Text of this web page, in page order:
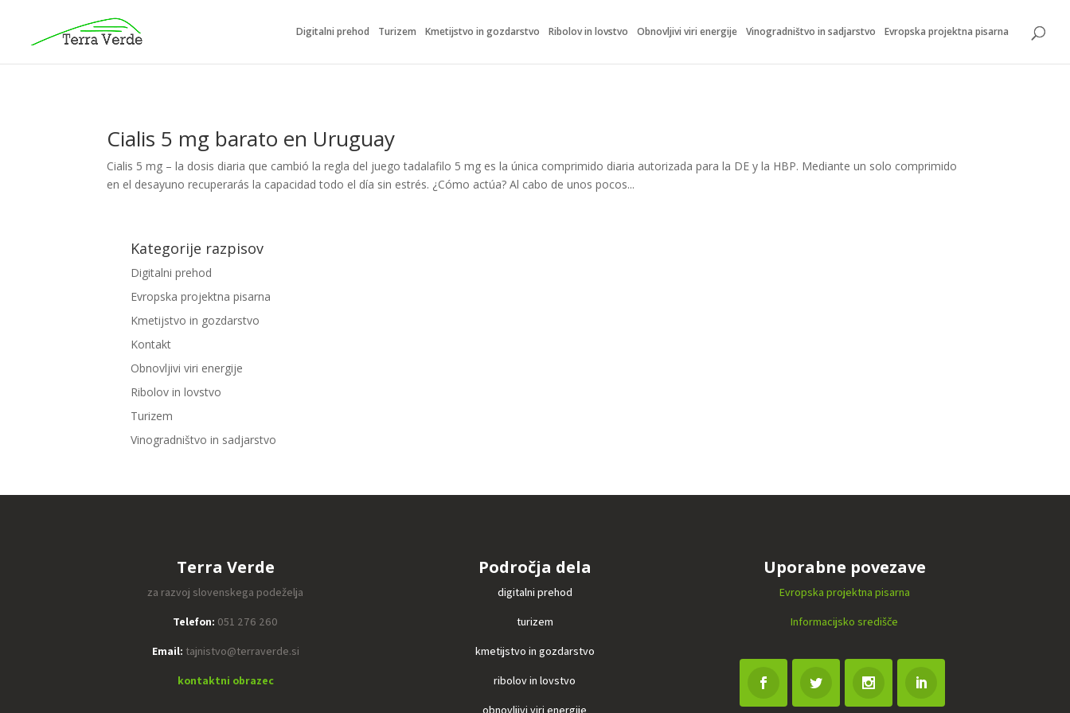
Digitalni prehod Turizem Kmetijstvo in gozdarstvo Ribolov in lovstvo Obnovljivi viri energije Vinogradništvo in sadjarstvo Evropska projektna pisarna
Cialis 5 mg barato en Uruguay
Cialis 5 mg – la dosis diaria que cambió la regla del juego tadalafilo 5 mg es la única comprimido diaria autorizada para la DE y la HBP. Mediante un solo comprimido
en el desayuno recuperarás la capacidad todo el día sin estrés. ¿Cómo actúa? Al cabo de unos pocos...
Kategorije razpisov
Digitalni prehod
Evropska projektna pisarna
Kmetijstvo in gozdarstvo
Kontakt
Obnovljivi viri energije
Ribolov in lovstvo
Turizem
Vinogradništvo in sadjarstvo
Terra Verde
za razvoj slovenskega podeželja
Telefon: 051 276 260
Email: tajnistvo@terraverde.si
kontaktni obrazec
Področja dela
digitalni prehod
turizem
kmetijstvo in gozdarstvo
ribolov in lovstvo
obnovljivi viri energije
Uporabne povezave
Evropska projektna pisarna
Informacijsko središče